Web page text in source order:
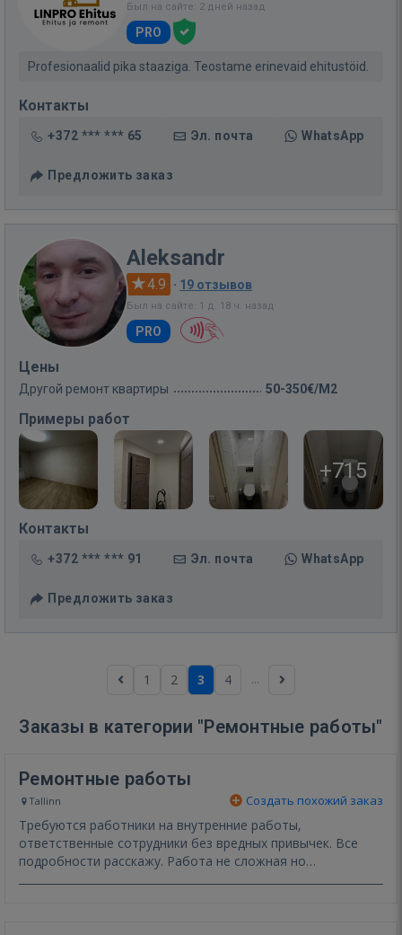
Был на сайте: 2 дней назад
PRO
Profesionaalid pika staaziga. Teostame erinevaid ehitustöid.
Контакты
+372 *** *** 65 Эл. почта WhatsApp
Предложить заказ
Aleksandr
4.9 · 19 отзывов
Был на сайте: 1 д. 18 ч. назад
PRO
Цены
Другой ремонт квартиры 50-350€/M2
Примеры работ
+715
Контакты
+372 *** *** 91 Эл. почта WhatsApp
Предложить заказ
1 2 3 4 ...
Заказы в категории "Ремонтные работы"
Ремонтные работы
Tallinn Создать похожий заказ
Требуются работники на внутренние работы,
ответственные сотрудники без вредных привычек. Все
подробности расскажу. Работа не сложная но